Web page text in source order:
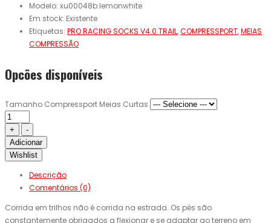
Modelo: xu00048b.lemonwhite
Em stock: Existente
Etiquetas: PRO RACING SOCKS V4.0 TRAIL,COMPRESSPORT,MEIAS
COMPRESSÃO
Opcões disponíveis
Tamanho Compressport Meias Curtas
Adicionar
Wishlist
Descrição
Comentários (0)
Corrida em trilhos não é corrida na estrada. Os pés são
constantemente obrigados a flexionar e se adaptar ao terreno em